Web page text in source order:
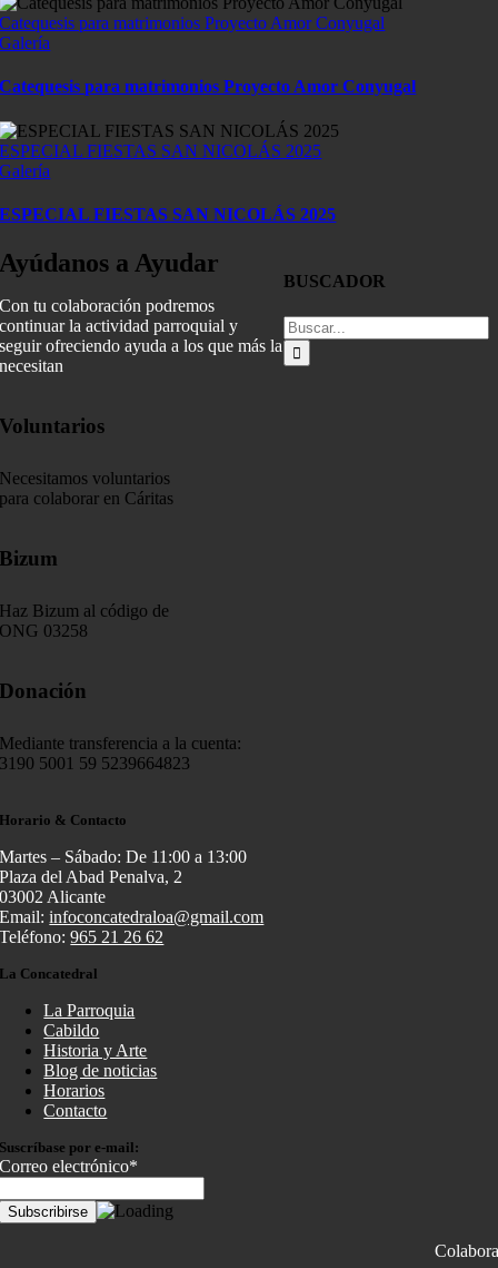
Catequesis para matrimonios Proyecto Amor Conyugal
Galería
Catequesis para matrimonios Proyecto Amor Conyugal
ESPECIAL FIESTAS SAN NICOLÁS 2025
Galería
ESPECIAL FIESTAS SAN NICOLÁS 2025
BUSCADOR
Buscar:
Ayúdanos a Ayudar
Con tu colaboración podremos
continuar la actividad parroquial y
seguir ofreciendo ayuda a los que más la
necesitan
Voluntarios
Necesitamos voluntarios
para colaborar en Cáritas
Bizum
Haz Bizum al código de
ONG 03258
Donación
Mediante transferencia a la cuenta:
3190 5001 59 5239664823
Horario & Contacto
Martes – Sábado: De 11:00 a 13:00
Plaza del Abad Penalva, 2
03002 Alicante
Email:infoconcatedraloa@gmail.com
Teléfono:965 21 26 62
La Concatedral
La Parroquia
Cabildo
Historia y Arte
Blog de noticias
Horarios
Contacto
Suscríbase por e-mail:
Correo electrónico*
Colabora